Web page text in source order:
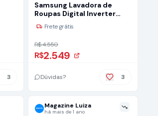
3
Samsung Lavadora de
Roupas Digital Inverter
Porta Black WW11T Inox 11kg
127VFrete grátis
R$ 4.550
R$2.549
Dúvidas? 3
Magazine Luiza
há mais de 1 ano